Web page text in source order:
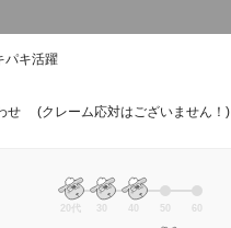
パキ活躍
せ (クレーム応対はございません！)
20代 30 40 50 60